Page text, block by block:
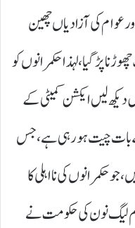
عوام کی آزادیاں چھین
پڑ گیا، لہذا حکمرانوں کو
لیں ایکشن کمیٹی کے
بات چیت ہو رہی ہے، جس
جو حکمرانوں کی نااہلی کا
لیگ نون کی حکومت نے